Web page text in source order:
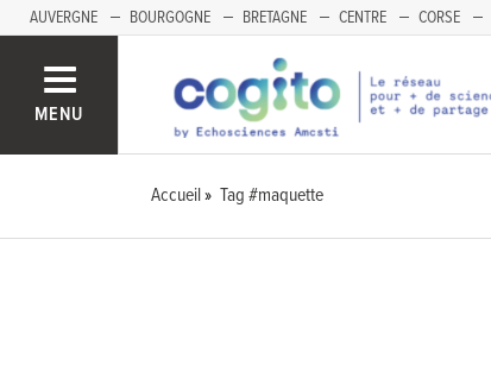
AUVERGNE BOURGOGNE BRETAGNE CENTRE CORSE
MENU
Accueil Tag #maquette